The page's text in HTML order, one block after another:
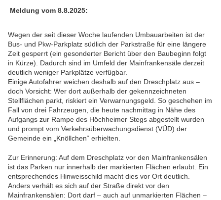
Meldung vom 8.8.2025:
Wegen der seit dieser Woche laufenden Umbauarbeiten ist der
Bus- und Pkw-Parkplatz südlich der Parkstraße für eine längere
Zeit gesperrt (ein gesonderter Bericht über den Baubeginn folgt
in Kürze). Dadurch sind im Umfeld der Mainfrankensäle derzeit
deutlich weniger Parkplätze verfügbar.
Einige Autofahrer weichen deshalb auf den Dreschplatz aus –
doch Vorsicht: Wer dort außerhalb der gekennzeichneten
Stellflächen parkt, riskiert ein Verwarnungsgeld. So geschehen im
Fall von drei Fahrzeugen, die heute nachmittag in Nähe des
Aufgangs zur Rampe des Höchheimer Stegs abgestellt wurden
und prompt vom Verkehrsüberwachungsdienst (VÜD) der
Gemeinde ein „Knöllchen“ erhielten.
Zur Erinnerung: Auf dem Dreschplatz vor den Mainfrankensälen
ist das Parken nur innerhalb der markierten Flächen erlaubt. Ein
entsprechendes Hinweisschild macht dies vor Ort deutlich.
Anders verhält es sich auf der Straße direkt vor den
Mainfrankensälen: Dort darf – auch auf unmarkierten Flächen –